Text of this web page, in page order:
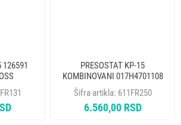
126591
PRESOSTAT KP-15
KOMBINOVANI 017H4701108
RANCO
Šifra artikla: 611FR250
6.560,00 RSD